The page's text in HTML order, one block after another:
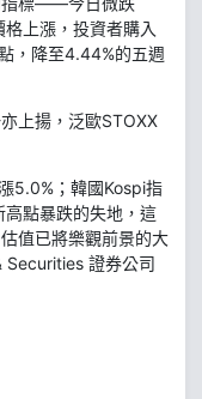
上漲，投資者購入
，降至4.44%的五週
上揚，泛歐STOXX
5.0%；韓國Kospi指
點暴跌的失地，這
值已將樂觀前景的大
Securities 證券公司